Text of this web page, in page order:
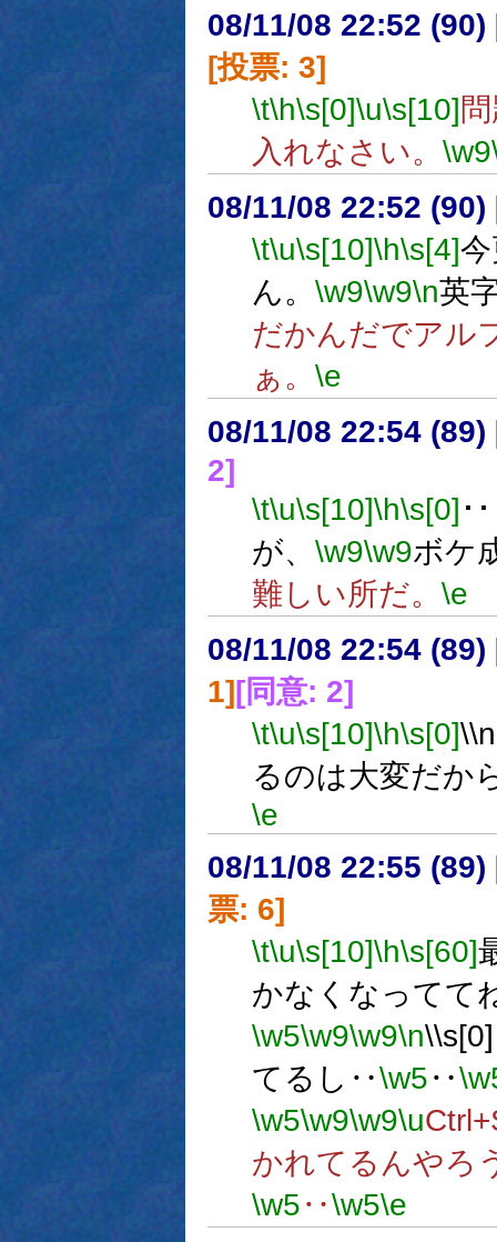
08/11/08 22:52 (90)
[投票: 3]
\t\h\s[0]\u\s[10]
入れなさい。 \w9
08/11/08 22:52 (90)
\t\u\s[10]\h\s[4]
ん。 \w9\w9\n英
だかんだでアル
ぁ。 \e
08/11/08 22:54 (89)
2]
\t\u\s[10]\h\s[0] ･
が、 \w9\w9ボケ
難しい所だ。 \e
08/11/08 22:54 (89)
1][同意: 2]
\t\u\s[10]\h\s[0]
るのは大変だか
\e
08/11/08 22:55 (89)
票: 6]
\t\u\s[10]\h\s[60]
かなくなってて
\w5\w9\w9\n
てるし‥\w5‥
\w5\w9\w9\u
かれてるんやろ
\w5‥\w5\e